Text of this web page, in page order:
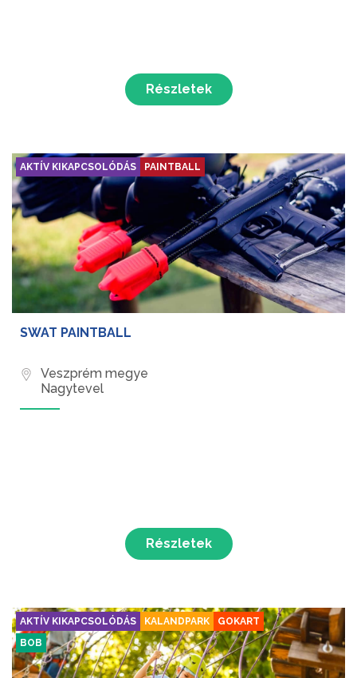
Részletek
AKTÍV KIKAPCSOLÓDÁS PAINTBALL
SWAT PAINTBALL
Veszprém megye
Nagytevel
Részletek
AKTÍV KIKAPCSOLÓDÁS KALANDPARK
GOKART
BOB